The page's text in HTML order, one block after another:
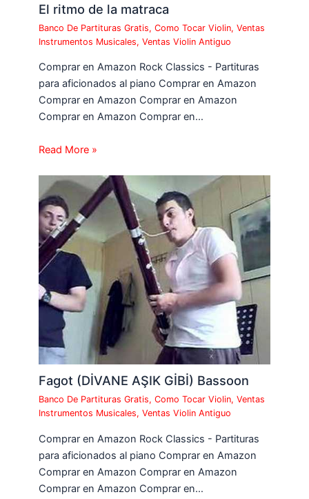
El ritmo de la matraca
Banco De Partituras Gratis,Como Tocar Violin,Ventas
Instrumentos Musicales,Ventas Violin Antiguo
Comprar en Amazon Rock Classics - Partituras
para aficionados al piano Comprar en Amazon
Comprar en Amazon Comprar en Amazon
Comprar en Amazon Comprar en…
Read More »
Fagot (DİVANE AŞIK GİBİ) Bassoon
Banco De Partituras Gratis,Como Tocar Violin,Ventas
Instrumentos Musicales,Ventas Violin Antiguo
Comprar en Amazon Rock Classics - Partituras
para aficionados al piano Comprar en Amazon
Comprar en Amazon Comprar en Amazon
Comprar en Amazon Comprar en…